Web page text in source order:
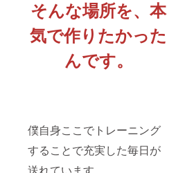
そんな場所を、本
気で作りたかった
んです。
僕自身ここでトレーニング
することで充実した毎日が
送れています。